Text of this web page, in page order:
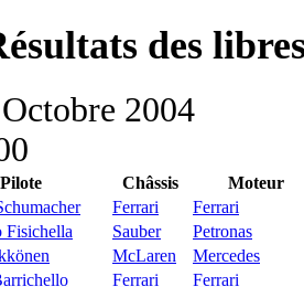
des
2004
Pilote Châssis
Moteur
Ferrari
Ferrari
Fisichella Sauber
Petronas
McLaren
Mercedes
Ferrari
Ferrari